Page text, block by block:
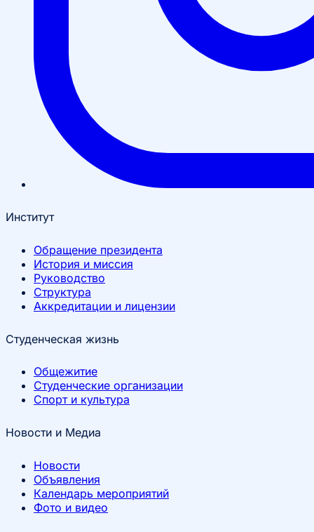
Институт
Обращение президента
История и миссия
Руководство
Структура
Аккредитации и лицензии
Студенческая жизнь
Общежитие
Студенческие организации
Спорт и культура
Новости и Медиа
Новости
Объявления
Календарь мероприятий
Фото и видео